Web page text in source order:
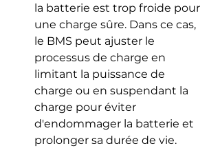
la batterie est trop froide pour
une charge sûre. Dans ce cas,
le BMS peut ajuster le
processus de charge en
limitant la puissance de
charge ou en suspendant la
charge pour éviter
d'endommager la batterie et
prolonger sa durée de vie.